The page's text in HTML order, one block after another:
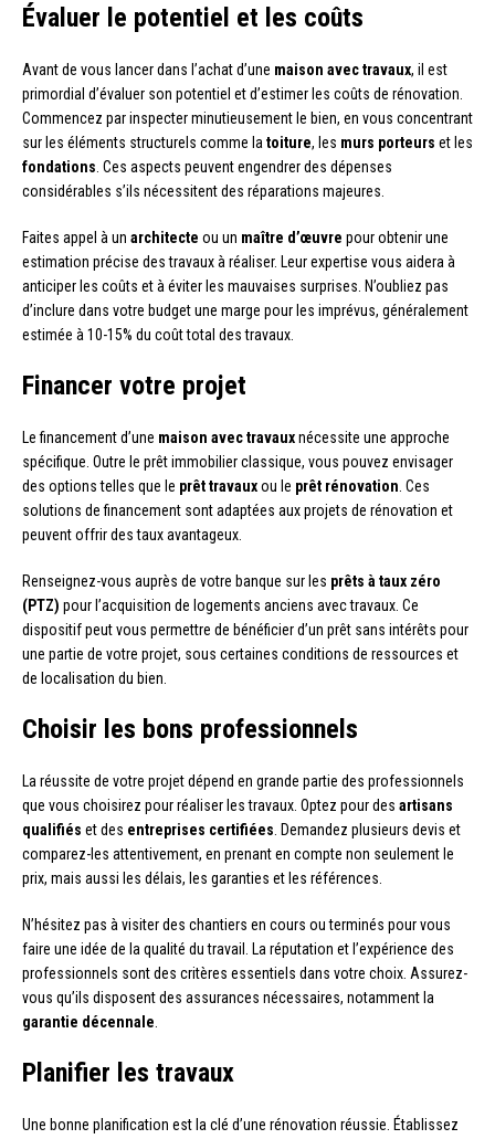
Évaluer le potentiel et les coûts
Avant de vous lancer dans l’achat d’une maison avec travaux, il est
primordial d’évaluer son potentiel et d’estimer les coûts de rénovation.
Commencez par inspecter minutieusement le bien, en vous concentrant
sur les éléments structurels comme la toiture, les murs porteurs et les
fondations . Ces aspects peuvent engendrer des dépenses
considérables s’ils nécessitent des réparations majeures.
Faites appel à un architecte ou un maître d’œuvre pour obtenir une
estimation précise des travaux à réaliser. Leur expertise vous aidera à
anticiper les coûts et à éviter les mauvaises surprises. N’oubliez pas
d’inclure dans votre budget une marge pour les imprévus, généralement
estimée à 10-15% du coût total des travaux.
Financer votre projet
Le financement d’une maison avec travauxnécessite une approche
spécifique. Outre le prêt immobilier classique, vous pouvez envisager
des options telles que le prêt travauxou le prêt rénovation . Ces
solutions de financement sont adaptées aux projets de rénovation et
peuvent offrir des taux avantageux.
Renseignez-vous auprès de votre banque sur les prêts à taux zéro
(PTZ) pour l’acquisition de logements anciens avec travaux. Ce
dispositif peut vous permettre de bénéficier d’un prêt sans intérêts pour
une partie de votre projet, sous certaines conditions de ressources et
de localisation du bien.
Choisir les bons professionnels
La réussite de votre projet dépend en grande partie des professionnels
que vous choisirez pour réaliser les travaux. Optez pour des artisans
qualifiés et des entreprises certifiées . Demandez plusieurs devis et
comparez-les attentivement, en prenant en compte non seulement le
prix, mais aussi les délais, les garanties et les références.
N’hésitez pas à visiter des chantiers en cours ou terminés pour vous
faire une idée de la qualité du travail. La réputation et l’expérience des
professionnels sont des critères essentiels dans votre choix. Assurez-
vous qu’ils disposent des assurances nécessaires, notamment la
garantie décennale
Planifier les travaux
Une bonne planification est la clé d’une rénovation réussie. Établissez